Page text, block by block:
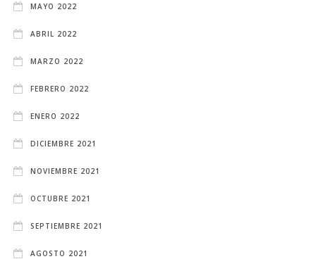
MAYO 2022
ABRIL 2022
MARZO 2022
FEBRERO 2022
ENERO 2022
DICIEMBRE 2021
NOVIEMBRE 2021
OCTUBRE 2021
SEPTIEMBRE 2021
AGOSTO 2021